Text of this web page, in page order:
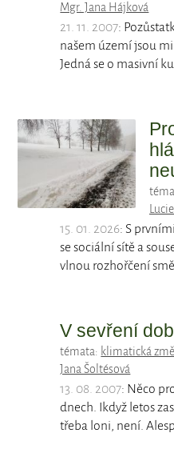
Mgr. Jana Hájková
21. 11. 2007:
našem území jsou
Jedná se o masivní
15. 01. 2026: S
se sociální sítě a
vlnou rozhořčení
V sevření
témata: klimatická
Jana Šoltésová
13. 08. 2007: Něco
dnech. Ikdyž letos
třeba loni, není.